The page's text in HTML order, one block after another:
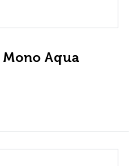
Aqua